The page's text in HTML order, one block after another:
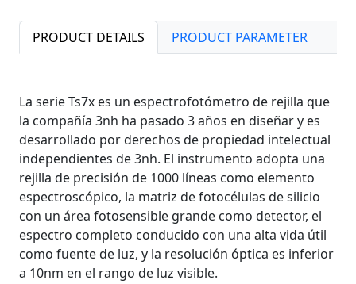
PRODUCT DETAILS PRODUCT PARAMETER
La serie Ts7x es un espectrofotómetro de rejilla que
la compañía 3nh ha pasado 3 años en diseñar y es
desarrollado por derechos de propiedad intelectual
independientes de 3nh. El instrumento adopta una
rejilla de precisión de 1000 líneas como elemento
espectroscópico, la matriz de fotocélulas de silicio
con un área fotosensible grande como detector, el
espectro completo conducido con una alta vida útil
como fuente de luz, y la resolución óptica es inferior
a 10nm en el rango de luz visible.